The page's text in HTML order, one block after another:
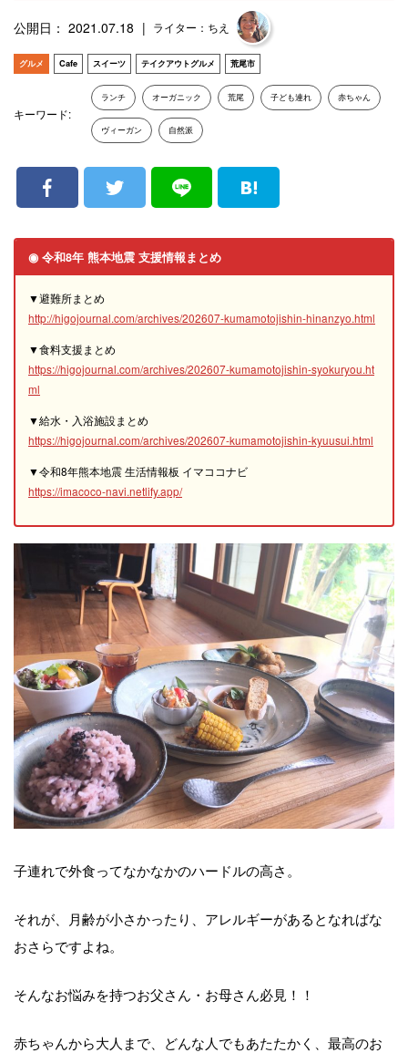
公開日： 2021.07.18 ライター：ちえ
グルメ Cafe スイーツ テイクアウトグルメ 荒尾市
キーワード:
ランチ オーガニック 荒尾 子ども連れ 赤ちゃん
ヴィーガン 自然派
◉ 令和8年 熊本地震 支援情報まとめ
▼避難所まとめ
http://higojournal.com/archives/202607-kumamotojishin-hinanzyo.html
▼食料支援まとめ
https://higojournal.com/archives/202607-kumamotojishin-syokuryou.ht
ml
▼給水・入浴施設まとめ
https://higojournal.com/archives/202607-kumamotojishin-kyuusui.html
▼令和8年熊本地震 生活情報板 イマココナビ
https://imacoco-navi.netlify.app/
子連れで外食ってなかなかのハードルの高さ。
それが、月齢が小さかったり、アレルギーがあるとなればな
おさらですよね。
そんなお悩みを持つお父さん・お母さん必見！！
赤ちゃんから大人まで、どんな人でもあたたかく、最高のお